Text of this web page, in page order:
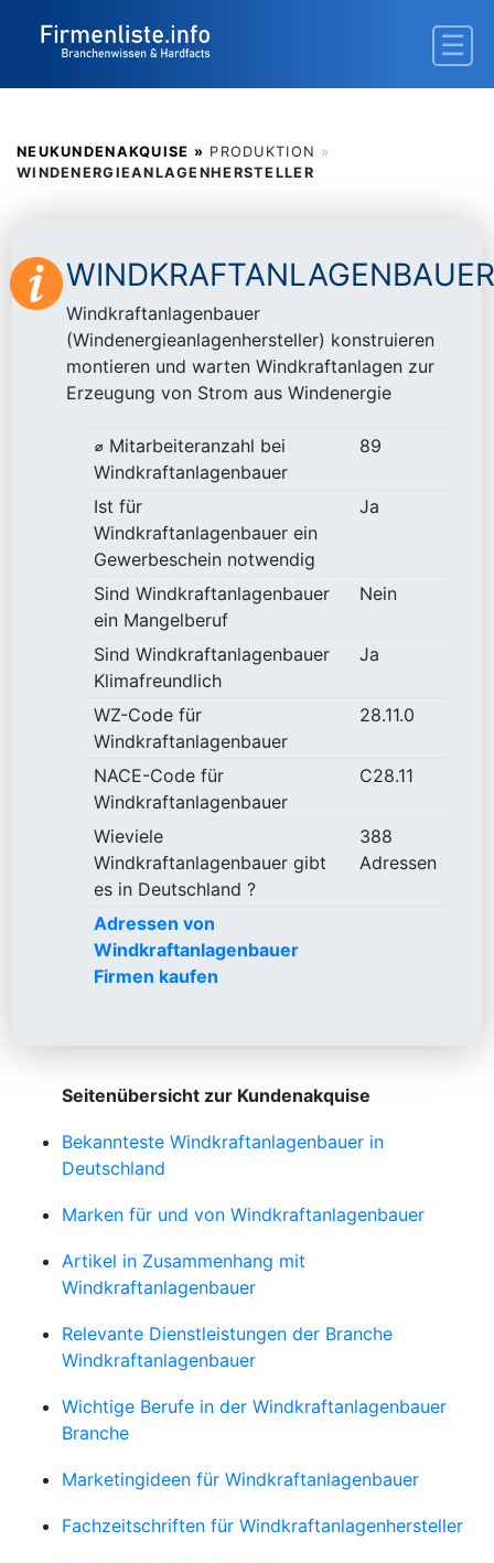
NEUKUNDENAKQUISE » PRODUKTION »
WINDENERGIEANLAGENHERSTELLER
WINDKRAFTANLAGENBAUER
Windkraftanlagenbauer
(Windenergieanlagenhersteller) konstruieren
montieren und warten Windkraftanlagen zur
Erzeugung von Strom aus Windenergie
⌀ Mitarbeiteranzahl bei
Windkraftanlagenbauer
89
Ist für
Windkraftanlagenbauer ein
Gewerbeschein notwendig
Ja
Sind Windkraftanlagenbauer
ein Mangelberuf
Nein
Sind Windkraftanlagenbauer
Klimafreundlich
Ja
WZ-Code für
Windkraftanlagenbauer
28.11.0
NACE-Code für
Windkraftanlagenbauer
C28.11
Wieviele
Windkraftanlagenbauer gibt
es in Deutschland ?
388
Adressen
Adressen von
Windkraftanlagenbauer
Firmen kaufen
Seitenübersicht zur Kundenakquise
Bekannteste Windkraftanlagenbauer in
Deutschland
Marken für und von Windkraftanlagenbauer
Artikel in Zusammenhang mit
Windkraftanlagenbauer
Relevante Dienstleistungen der Branche
Windkraftanlagenbauer
Wichtige Berufe in der Windkraftanlagenbauer
Branche
Marketingideen für Windkraftanlagenbauer
Fachzeitschriften für Windkraftanlagenhersteller